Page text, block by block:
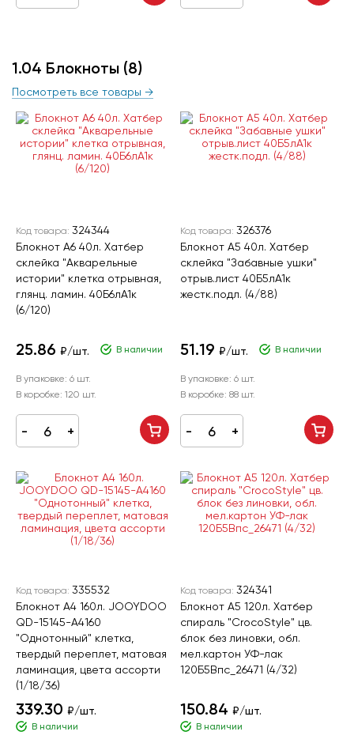
1.04 Блокноты (8)
Посмотреть все товары →
Код товара: 324344
Блокнот А6 40л. Хатбер
склейка "Акварельные
истории" клетка отрывная,
глянц. ламин. 40Б6лA1к
(6/120)
25.86 ₽/шт. В наличии
В упаковке: 6 шт.
В коробке: 120 шт.
Код товара: 326376
Блокнот А5 40л. Хатбер
склейка "Забавные ушки"
отрыв.лист 40Б5лA1к
жестк.подл. (4/88)
51.19 ₽/шт. В наличии
В упаковке: 6 шт.
В коробке: 88 шт.
Код товара: 335532
Блокнот А4 160л. JOOYDOO
QD-15145-A4160
"Однотонный" клетка,
твердый переплет, матовая
ламинация, цвета ассорти
(1/18/36)
339.30 ₽/шт.
В наличии
Код товара: 324341
Блокнот А5 120л. Хатбер
спираль "CrocoStyle" цв.
блок без линовки, обл.
мел.картон УФ-лак
120Б5Впс_26471 (4/32)
150.84 ₽/шт.
В наличии